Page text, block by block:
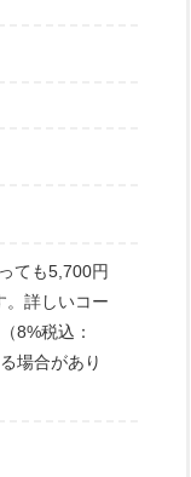
ても5,700円
。詳しいコー
8%税込：
場合があり